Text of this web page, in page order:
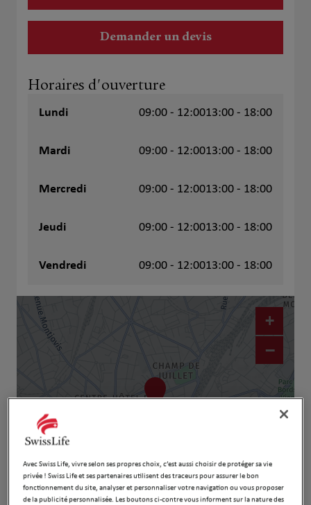
Demander un devis
Horaires d'ouverture
Lundi 09:00 - 12:0013:00 - 18:00
Mardi 09:00 - 12:0013:00 - 18:00
Mercredi 09:00 - 12:0013:00 - 18:00
Jeudi 09:00 - 12:0013:00 - 18:00
Vendredi 09:00 - 12:0013:00 - 18:00
+
−
Naviguer Itinéraire
Avec Swiss Life, vivre selon ses propres choix, c’est aussi choisir de protéger sa vie
privée ! Swiss Life et ses partenaires utilisent des traceurs pour assurer le bon
fonctionnement du site, analyser et personnaliser votre navigation ou vous proposer
de la publicité personnalisée. Les boutons ci-contre vous informent sur la nature des